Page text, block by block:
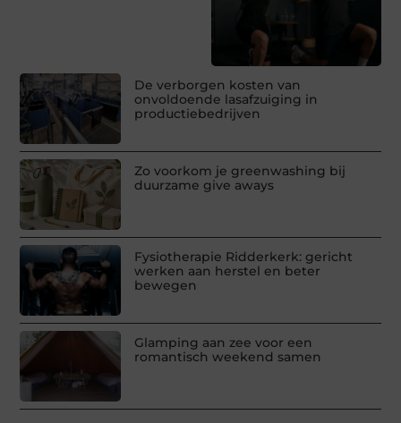
De verborgen kosten van
onvoldoende lasafzuiging in
productiebedrijven
Zo voorkom je greenwashing bij
duurzame give aways
Fysiotherapie Ridderkerk: gericht
werken aan herstel en beter
bewegen
Glamping aan zee voor een
romantisch weekend samen